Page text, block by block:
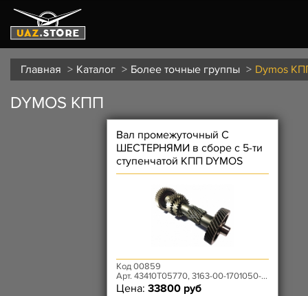
Главная Каталог Более точные группы Dymos
DYMOS КПП
Вал промежуточный С
ШЕСТЕРНЯМИ в сборе с 5-ти
ступенчатой КПП DYMOS
Код 00859
Арт. 43410Т05770, 3163-00-1701050-00
Цена: 33800 руб